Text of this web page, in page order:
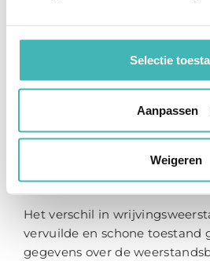
Selectie
Aanpassen
Weigeren
De gecoate schijven worden
gemeten, vervolgens
tijd blootgesteld in de haven
laboratorium worden gehaald
weerstandsmeting.
Het verschil in
vervuilde en schone toestand
gegevens over de